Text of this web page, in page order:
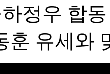
정우 합
훈 유세와